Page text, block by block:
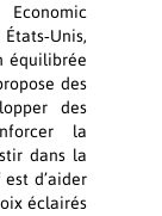
équilibrée
des
des
la
dans la
d’aider
éclairés